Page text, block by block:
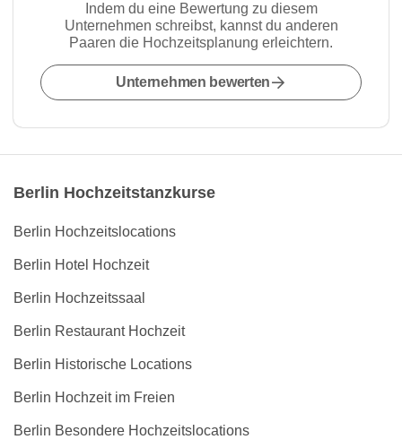
Indem du eine Bewertung zu diesem
Unternehmen schreibst, kannst du anderen
Paaren die Hochzeitsplanung erleichtern.
Unternehmen bewerten
Berlin Hochzeitstanzkurse
Berlin Hochzeitslocations
Berlin Hotel Hochzeit
Berlin Hochzeitssaal
Berlin Restaurant Hochzeit
Berlin Historische Locations
Berlin Hochzeit im Freien
Berlin Besondere Hochzeitslocations